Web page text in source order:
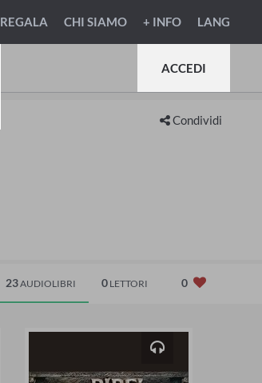
REGALA CHI SIAMO + INFO LANG
ACCEDI
Condividi
23AUDIOLIBRI 0 LETTORI 0